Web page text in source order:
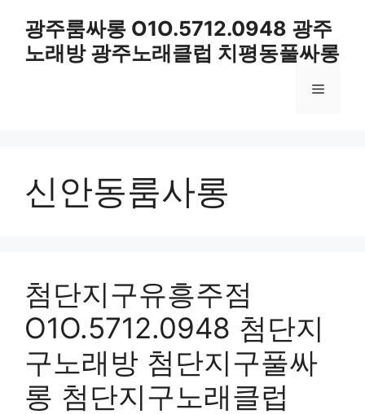
광주룸싸롱 O1O.5712.0948 광주
노래방 광주노래클럽 치평동풀싸롱
메
신안동룸사롱
첨단지구유흥주점
O1O.5712.0948 첨단지
구노래방 첨단지구풀싸
롱 첨단지구노래클럽